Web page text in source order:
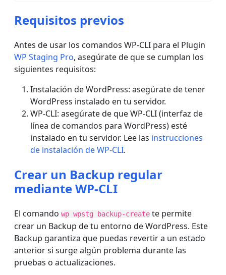
Requisitos previos
Antes de usar los comandos WP-CLI para el Plugin
WP Staging Pro, asegúrate de que se cumplan los
siguientes requisitos:
Instalación de WordPress: asegúrate de tener
WordPress instalado en tu servidor.
WP-CLI: asegúrate de que WP-CLI (interfaz de
línea de comandos para WordPress) esté
instalado en tu servidor. Lee las instrucciones
de instalación de WP-CLI.
Crear un Backup regular
mediante WP-CLI
El comando wp wpstg backup-create te permite
crear un Backup de tu entorno de WordPress. Este
Backup garantiza que puedas revertir a un estado
anterior si surge algún problema durante las
pruebas o actualizaciones.